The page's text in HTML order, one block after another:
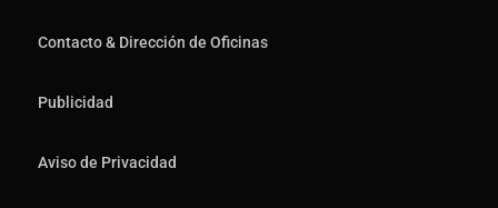
Contacto & Dirección de Oficinas
Publicidad
Aviso de Privacidad